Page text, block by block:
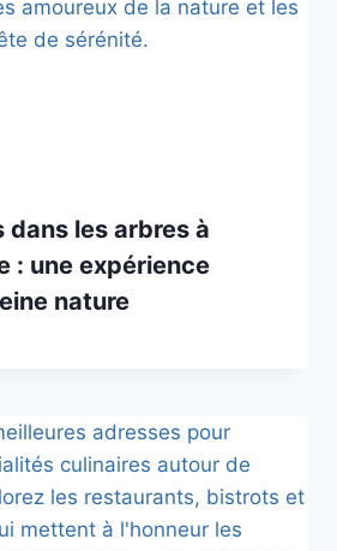
dans les arbres à
: une expérience
nature